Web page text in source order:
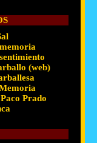
(web)
Prado